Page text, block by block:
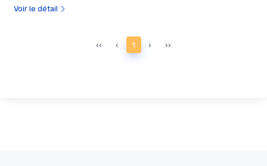
Voir le détail
‹‹ ‹ 1 › ››